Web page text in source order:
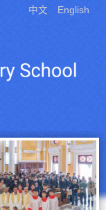
中文 English